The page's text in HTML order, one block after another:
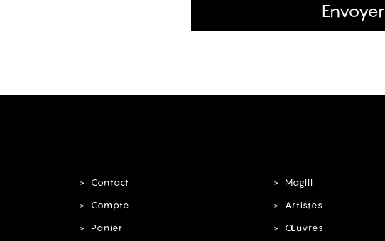
Envoyer
Contact
Compte
Panier
MagIII
Artistes
Œuvres